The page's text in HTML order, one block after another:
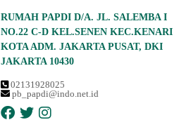
RUMAH PAPDI D/A. JL. SALEMBA I
NO.22 C-D KEL.SENEN KEC.KENARI
KOTA ADM. JAKARTA PUSAT, DKI
JAKARTA 10430
02131928025
pb_papdi@indo.net.id